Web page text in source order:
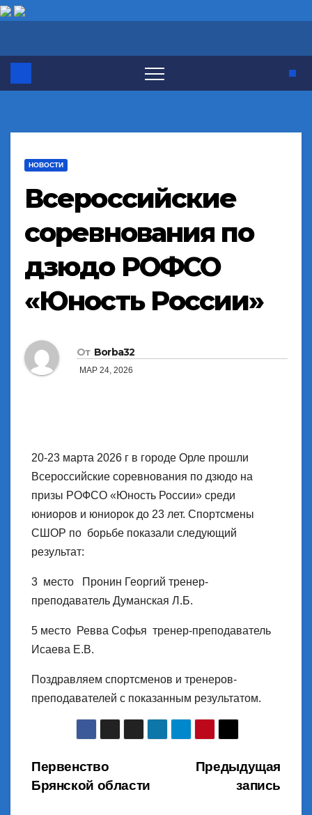
НОВОСТИ
Всероссийские
соревнования по
дзюдо РОФСО
«Юность России»
От Borba32
МАР 24, 2026
20-23 марта 2026 г в городе Орле прошли
Всероссийские соревнования по дзюдо на
призы РОФСО «Юность России» среди
юниоров и юниорок до 23 лет. Спортсмены
СШОР по борьбе показали следующий
результат:
3 место Пронин Георгий тренер-
преподаватель Думанская Л.Б.
5 место Ревва Софья тренер-преподаватель
Исаева Е.В.
Поздравляем спортсменов и тренеров-
преподавателей с показанным результатом.
Навигация
по
Предыдущая
запись
Первенство
Брянской области